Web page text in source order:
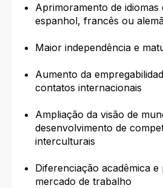
Aprimoramento de idiomas
espanhol, francês ou
Maior independência e
Aumento da
contatos internacionais
Ampliação da visão de
desenvolvimento de
interculturais
Diferenciação acadêmica
mercado de trabalho